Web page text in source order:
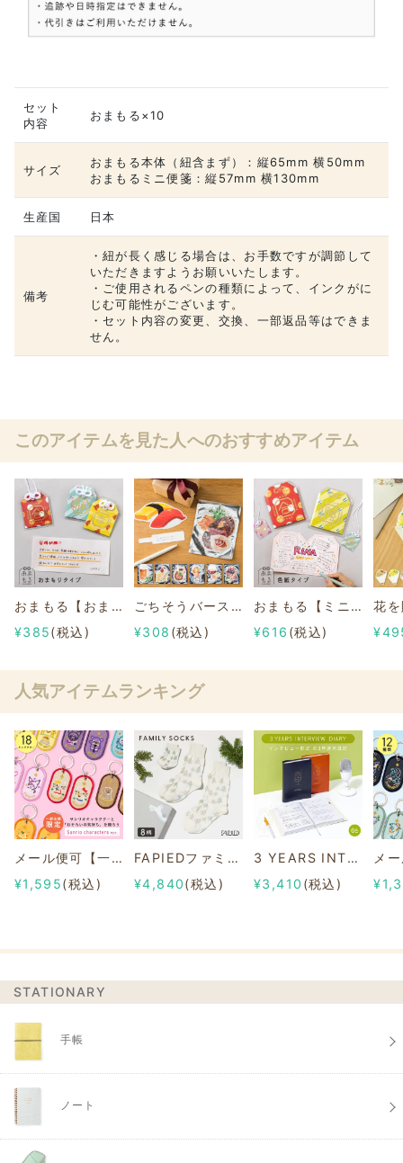
セット
内容
おまもる×10
サイズ
おまもる本体（紐含まず）：縦65mm 横50mm
おまもるミニ便箋：縦57mm 横130mm
生産国 日本
備考
・紐が長く感じる場合は、お手数ですが調節して
いただきますようお願いいたします。
・ご使用されるペンの種類によって、インクがに
じむ可能性がございます。
・セット内容の変更、交換、一部返品等はできま
せん。
このアイテムを見た人へのおすすめアイテム
おまもる【おまもりタイプ】
¥385(税込)
ごちそうバースデーカード＜2＞
¥308 (税込)
おまもる【ミニ色紙タイプ】
¥616 (税込)
人気アイテムランキング
メール便可【一部店舗限定】2/8b PAIR KEY RING Sanrio characters ver.
¥1,595(税込)
FAPIEDファミリーソックスセット 総柄
¥4,840(税込)
3 YEARS INTERVIEW DIARY
¥3,410 (税込)
STATIONARY
手帳
ノート